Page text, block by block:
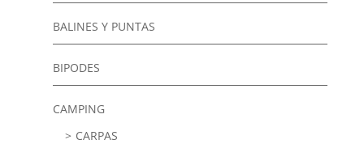
BALINES Y PUNTAS
BIPODES
CAMPING
CARPAS